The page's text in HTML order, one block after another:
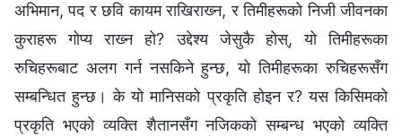
अभिमान, पद र छवि कायम राखिराख्‍न, र तिमीहरूको निजी जीवनका
कुराहरू गोप्य राख्‍न हो? उद्देश्य जेसुकै होस्, यो तिमीहरूका
रुचिहरूबाट अलग गर्न नसकिने हुन्छ, यो तिमीहरूका रुचिहरूसँग
सम्बन्धित हुन्छ। के यो मानिसको प्रकृति होइन र? यस किसिमको
प्रकृति भएको व्यक्ति शैतानसँग नजिकको सम्बन्ध भएको व्यक्ति